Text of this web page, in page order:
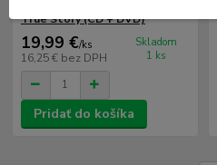
True Story (CD + DVD)
19,99 €/ks
16,25 € bez DPH
Skladom
1 ks
Pridať do košíka